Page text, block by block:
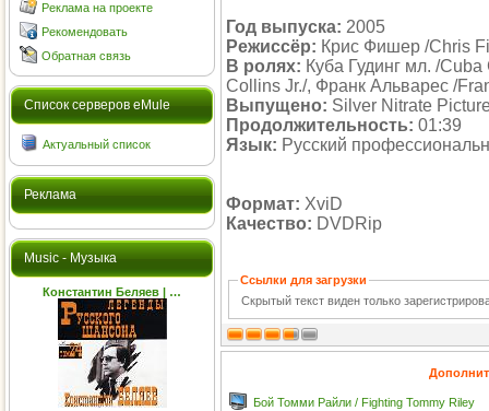
Реклама на проекте
Рекомендовать
Обратная связь
Cписок серверов eMule
Актуальный список
Реклама
Music - Музыка
Константин Беляев | …
Год выпуска: 2005
Режиссёр: Крис Фишер /Chris
В ролях: Куба Гудинг мл. /
Collins Jr./, Франк Альварес /
Выпущено: Silver Nitrate
Продолжительность: 01:39
Язык: Русский
Формат: XviD
Качество: DVDRip
Ссылки для загрузки
Скрытый текст виден только
Бой Томми Райли / Fighting Tommy Riley